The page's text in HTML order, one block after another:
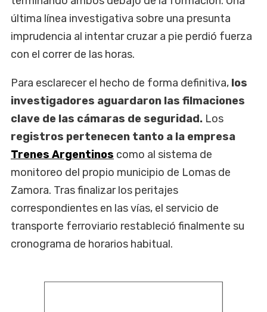
última línea investigativa sobre una presunta
imprudencia al intentar cruzar a pie perdió fuerza
con el correr de las horas.
Para esclarecer el hecho de forma definitiva, los
investigadores aguardaron las filmaciones
clave de las cámaras de seguridad. Los
registros pertenecen tanto a la empresa
Trenes Argentinos como al sistema de
monitoreo del propio municipio de Lomas de
Zamora. Tras finalizar los peritajes
correspondientes en las vías, el servicio de
transporte ferroviario restableció finalmente su
cronograma de horarios habitual.